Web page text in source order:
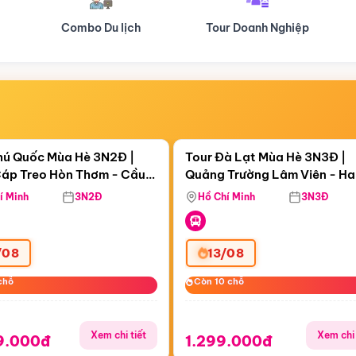
Tour Doanh Nghiệp Du lịch Hành Hương
00:18:08
Treo Hòn Thơm
Quốc Mùa Hè 3N2Đ |
Treo Hòn Thơm - Cầu
Viên Nước Aquatopia
Minh 3N2Đ
Xem chi tiết
Còn06 ngày 00:18:08
Tour Đà Lạt Mùa Hè 3N3Đ |
Quảng Trường Lâm Viên -
Hill - Puppy Farm
Hồ Chí Minh 3N3Đ
13/08
Còn 10 chỗ
Còn 10 chỗ
1.299.000đ Xem